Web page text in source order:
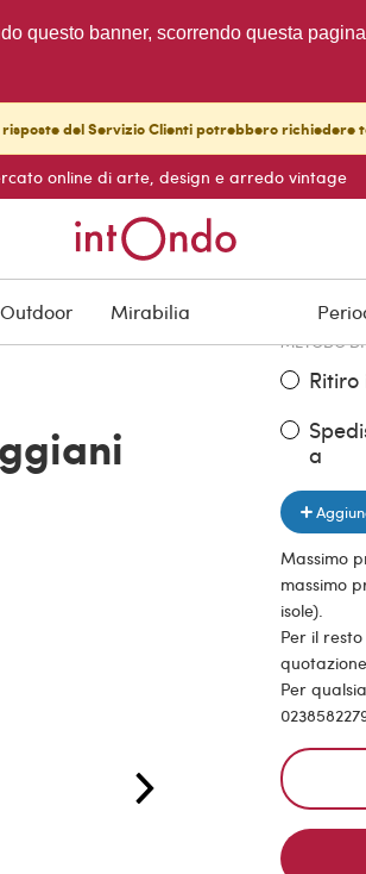
questo banner, scorrendo questa
del Servizio Clienti potrebbero richiedere
online di arte, design e arredo vintage
Outdoor Mirabilia
€
METODO
Ritiro
a
Massimo
massimo
isole).
Per il
Per